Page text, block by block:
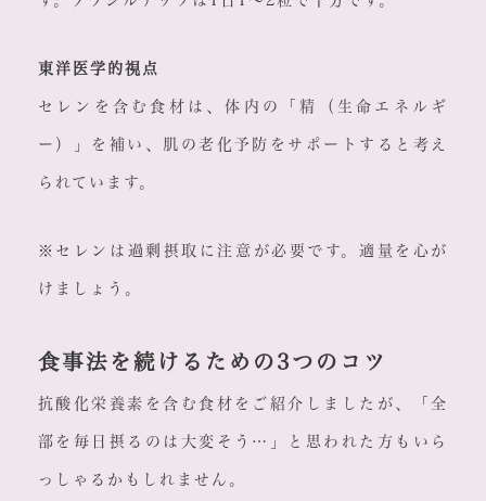
東洋医学的視点
セレンを含む食材は、体内の「精（生命エネルギ
ー）」を補い、肌の老化予防をサポートすると考え
られています。
※セレンは過剰摂取に注意が必要です。適量を心が
けましょう。
食事法を続けるための3つのコツ
抗酸化栄養素を含む食材をご紹介しましたが、「全
部を毎日摂るのは大変そう…」と思われた方もいら
っしゃるかもしれません。